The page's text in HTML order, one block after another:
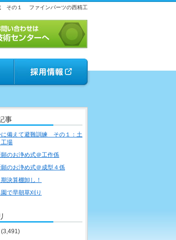
その１ ファインパーツの西精工
事
に備えて避難訓練 その１：土
工場
のお浄め式＠工作係
のお浄め式＠成型４係
決算棚卸し！
で早朝草刈り
(3,491)